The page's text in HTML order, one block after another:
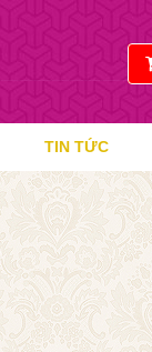
TIN TỨC